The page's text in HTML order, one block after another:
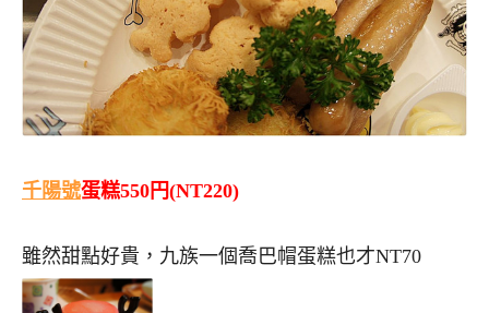
千陽號蛋糕550円(NT220)
雖然甜點好貴，九族一個喬巴帽蛋糕也才NT70